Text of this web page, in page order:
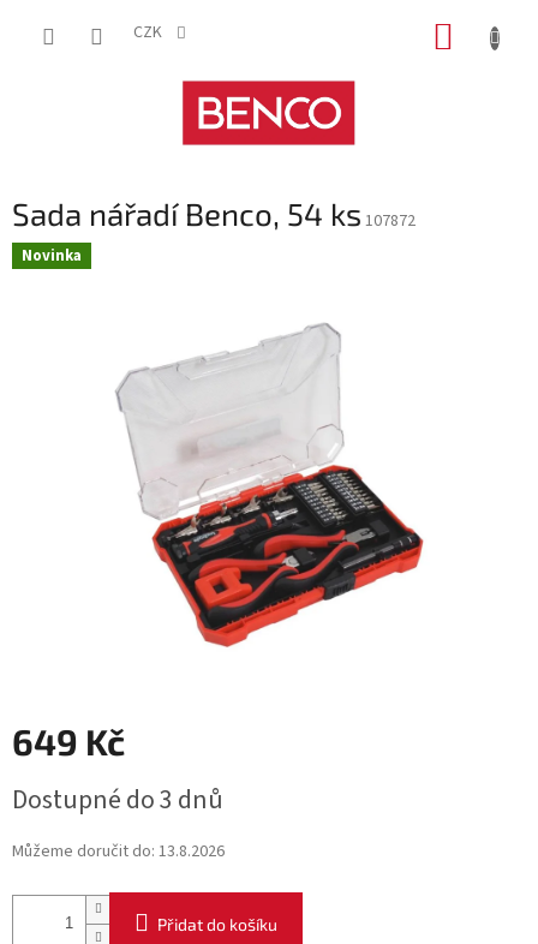
CZK
Sada nářadí Benco, 54 ks 107872
Novinka
649 Kč
cena:
Dostupné do 3 dnů
Můžeme doručit do: 13.8.2026
Přidat do košíku